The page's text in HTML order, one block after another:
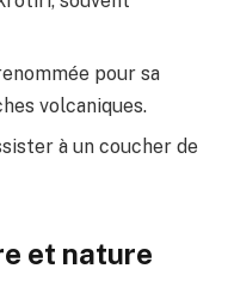
pour sa
volcaniques.
à un coucher de
et nature